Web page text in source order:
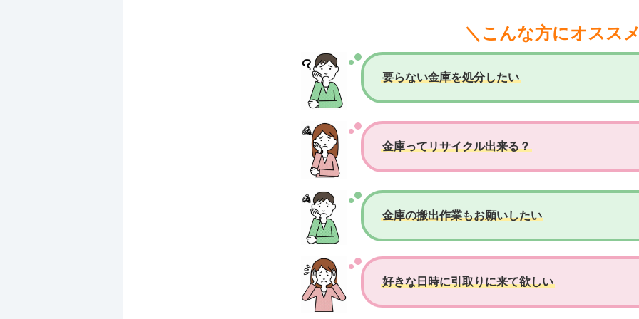
＼こんな方にオスス
要らない金庫を処分したい
金庫ってリサイクル出来る？
金庫の搬出作業もお願いしたい
好きな日時に引取りに来て欲しい